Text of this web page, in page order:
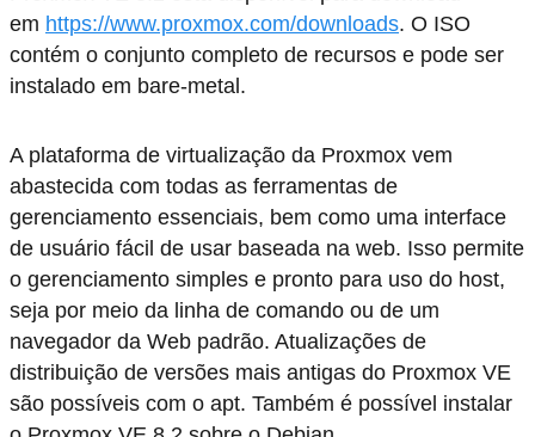
em https://www.proxmox.com/downloads. O ISO
contém o conjunto completo de recursos e pode ser
instalado em bare-metal.
A plataforma de virtualização da Proxmox vem
abastecida com todas as ferramentas de
gerenciamento essenciais, bem como uma interface
de usuário fácil de usar baseada na web. Isso permite
o gerenciamento simples e pronto para uso do host,
seja por meio da linha de comando ou de um
navegador da Web padrão. Atualizações de
distribuição de versões mais antigas do Proxmox VE
são possíveis com o apt. Também é possível instalar